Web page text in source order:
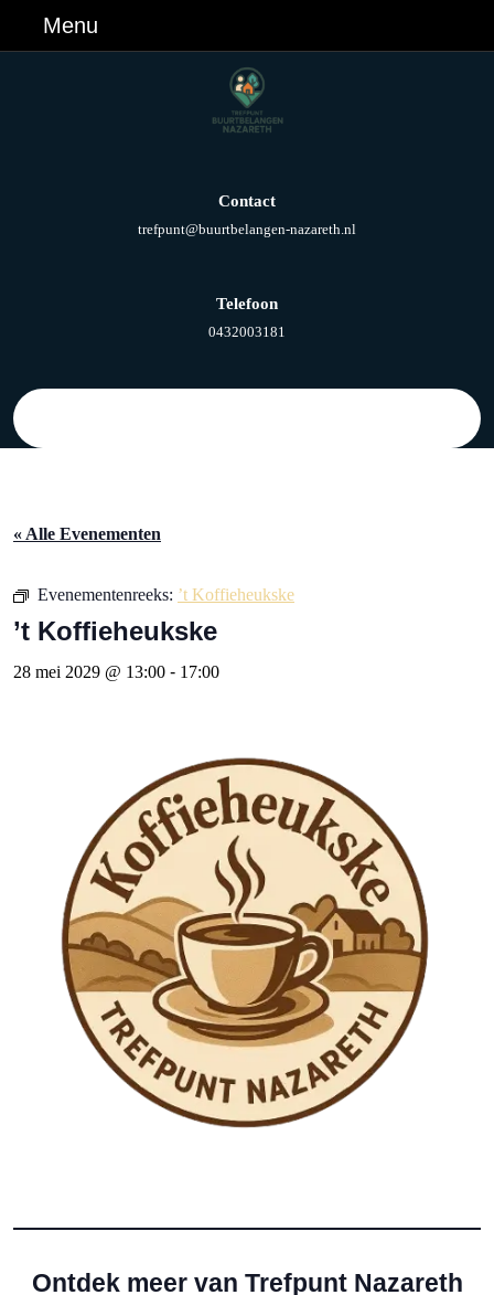
Menu
Contact
trefpunt@buurtbelangen-nazareth.nl
Telefoon
0432003181
« Alle Evenementen
Evenementenreeks: ’t Koffieheukske
’t Koffieheukske
28 mei 2029 @ 13:00 - 17:00
Ontdek meer van Trefpunt Nazareth